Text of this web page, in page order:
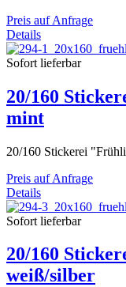
Preis auf Anfrage
Details
Sofort lieferbar
20/160
mint
20/160 Stickerei
Preis auf Anfrage
Details
Sofort lieferbar
20/160
weiß/silber